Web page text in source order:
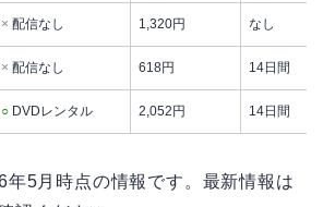
× 配信なし 1,320円 なし
× 配信なし 618円 14日間
○ DVDレンタル 2,052円 14日間
5月時点の情報です。最新情報は